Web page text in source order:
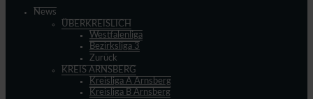
News
ÜBERKREISLICH
Westfalenliga
Bezirksliga 3
Zurück
KREIS ARNSBERG
Kreisliga A Arnsberg
Kreisliga B Arnsberg